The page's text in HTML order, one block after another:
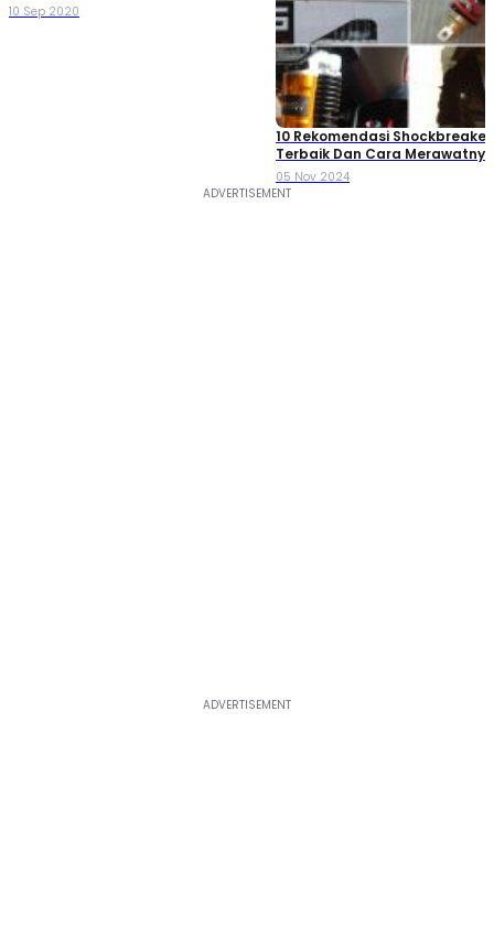
10 Sep 2020
10 Rekomendasi
Terbaik Dan Cara
Mana?
05 Nov 2024